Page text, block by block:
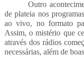
Outro
de plateia nos
ao vivo, no formato
Assim, o mistério que
através dos rádios
necessárias, além de